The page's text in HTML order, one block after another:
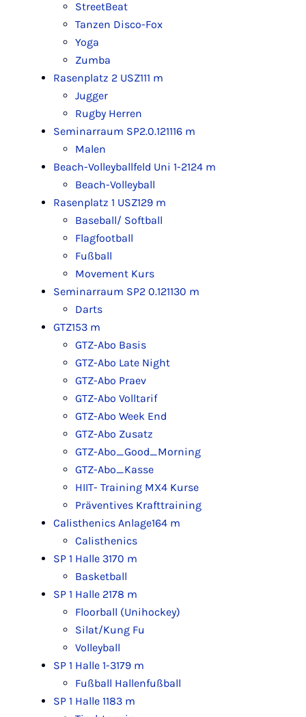
StreetBeat
Tanzen Disco-Fox
Yoga
Zumba
Rasenplatz 2 USZ111 m
Jugger
Rugby Herren
Seminarraum SP2.0.121116 m
Malen
Beach-Volleyballfeld Uni 1-2124 m
Beach-Volleyball
Rasenplatz 1 USZ129 m
Baseball/ Softball
Flagfootball
Fußball
Movement Kurs
Seminarraum SP2 0.121130 m
Darts
GTZ153 m
GTZ-Abo Basis
GTZ-Abo Late Night
GTZ-Abo Praev
GTZ-Abo Volltarif
GTZ-Abo Week End
GTZ-Abo Zusatz
GTZ-Abo_Good_Morning
GTZ-Abo_Kasse
HIIT- Training MX4 Kurse
Präventives Krafttraining
Calisthenics Anlage164 m
Calisthenics
SP 1 Halle 3170 m
Basketball
SP 1 Halle 2178 m
Floorball (Unihockey)
Silat/Kung Fu
Volleyball
SP 1 Halle 1-3179 m
Fußball Hallenfußball
SP 1 Halle 1183 m